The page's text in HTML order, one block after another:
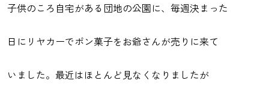
子供のころ自宅がある団地の公園に、毎週決まった
日にリヤカーでポン菓子をお爺さんが売りに来て
いました。最近はほとんど見なくなりましたが